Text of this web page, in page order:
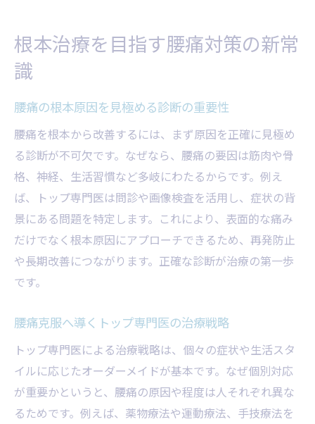
根本治療を目指す腰痛対策の新常
識
腰痛の根本原因を見極める診断の重要性
腰痛を根本から改善するには、まず原因を正確に見極め
る診断が不可欠です。なぜなら、腰痛の要因は筋肉や骨
格、神経、生活習慣など多岐にわたるからです。例え
ば、トップ専門医は問診や画像検査を活用し、症状の背
景にある問題を特定します。これにより、表面的な痛み
だけでなく根本原因にアプローチできるため、再発防止
や長期改善につながります。正確な診断が治療の第一歩
です。
腰痛克服へ導くトップ専門医の治療戦略
トップ専門医による治療戦略は、個々の症状や生活スタ
イルに応じたオーダーメイドが基本です。なぜ個別対応
が重要かというと、腰痛の原因や程度は人それぞれ異な
るためです。例えば、薬物療法や運動療法、手技療法を